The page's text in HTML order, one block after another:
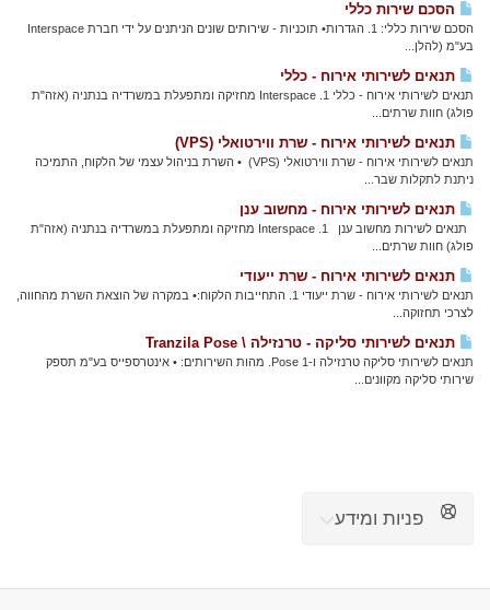
הסכם שירות כללי
הסכם שירות כללי: 1. הגדרות• תוכניות - שירותים שונים הניתנים על ידי חברת Interspace
בע"מ (להלן...
תנאים לשירותי אירוח - כללי
תנאים לשירותי אירוח - כללי 1. Interspace מחזיקה ומתפעלת במשרדיה בנתניה (אזה"ת
פולג) חוות שרתים...
תנאים לשירותי אירוח - שרת ווירטואלי (VPS)
תנאים לשירותי אירוח - שרת ווירטואלי (VPS) • השרת בניהול עצמי של הלקוח, התמיכה
ניתנת לתקלות שבר...
תנאים לשירותי אירוח - מחשוב ענן
תנאים לשירות מחשוב ענן 1. Interspace מחזיקה ומתפעלת במשרדיה בנתניה (אזה"ת
פולג) חוות שרתים...
תנאים לשירותי אירוח - שרת ייעודי
תנאים לשירותי אירוח - שרת ייעודי 1. התחייבות הלקוח:• במקרה של הוצאת השרת מהחווה,
לצרכי תחזוקה...
תנאים לשירותי סליקה - טרנזילה \ Tranzila Pose
תנאים לשירותי סליקה טרנזילה ו-Pose 1. מהות השירותים: • אינטרספייס בע"מ תספק
שירותי סליקה מקוונים...
פניות ומידע